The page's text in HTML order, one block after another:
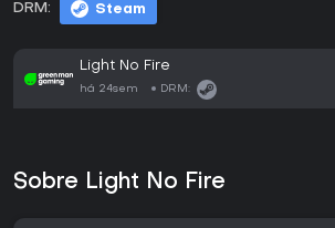
DRM: Steam
Light No Fire
há 24sem DRM:
Sobre Light No Fire